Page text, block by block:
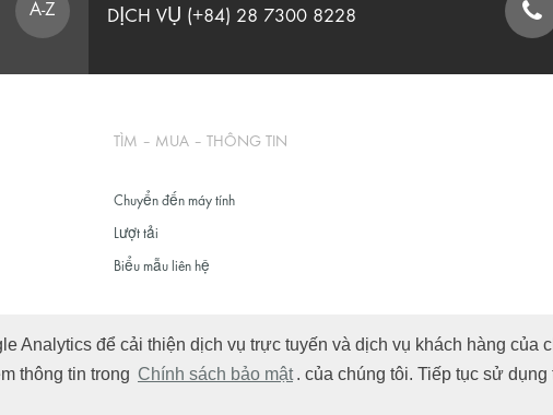
Analytics để cải thiện dịch vụ trực tuyến và dịch vụ khách hàng của
thông tin trong Chính sách bảo mật . của chúng tôi. Tiếp tục sử
A-Z DỊCH VỤ (+84) 28 7300 8228
TÌM – MUA – THÔNG TIN
Chuyển đến máy tính
Lượt tải
Biểu mẫu liên hệ